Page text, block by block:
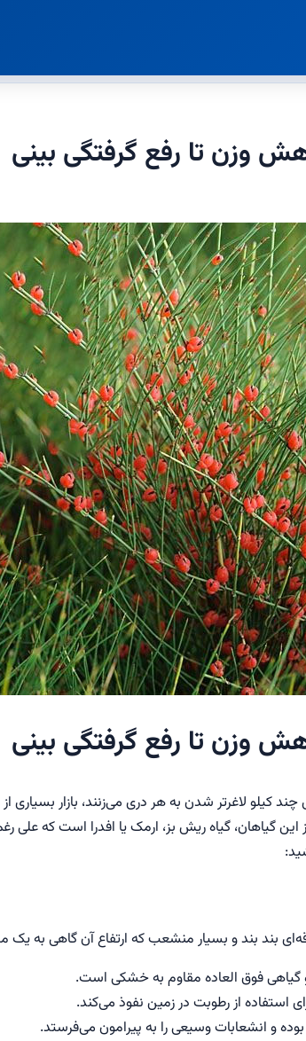
وزن تا رفع گرفتگی بینی
وزن تا رفع گرفتگی بینی
چند کیلو لاغرتر شدن به هر دری می‌زنند، بازار
گیاهان، گیاه ریش بز، ارمک یا افدرا است که
بند بند و بسیار منشعب که ارتفاع آن گاهی به یک
گیاهی فوق العاده مقاوم به خشکی است.
و انشعابات وسیعی را به پیرامون می‌فرستد.